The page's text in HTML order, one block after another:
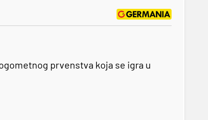
prvenstva koja se igra u